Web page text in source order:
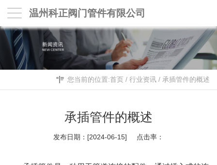
温州科正阀门管件有限公司
您当前的位置:首页 / 行业资讯 / 承插管件的概述
承插管件的概述
发布日期：[2024-06-15] 点击率：